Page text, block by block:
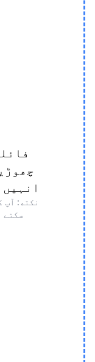
نکته: آپ
سکتے